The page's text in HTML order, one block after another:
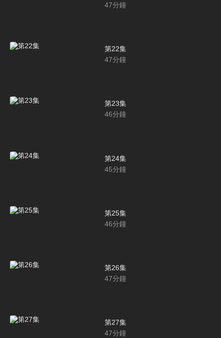
47分鐘
第22集
47分鐘
第23集
46分鐘
第24集
45分鐘
第25集
46分鐘
第26集
47分鐘
第27集
47分鐘